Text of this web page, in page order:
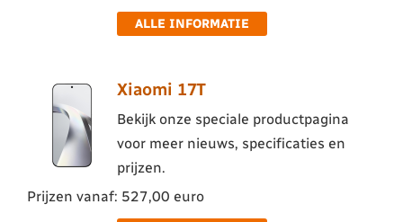
ALLE INFORMATIE
Xiaomi 17T
Bekijk onze speciale productpagina
voor meer nieuws, specificaties en
prijzen.
Prijzen vanaf: 527,00 euro